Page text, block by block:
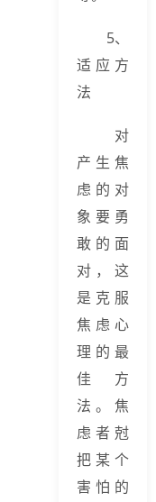
5、
适应方
法
对
产生焦
虑的对
象要勇
敢的面
对，这
是克服
焦虑心
理的最
佳方
法。焦
虑者尅
把某个
害怕的